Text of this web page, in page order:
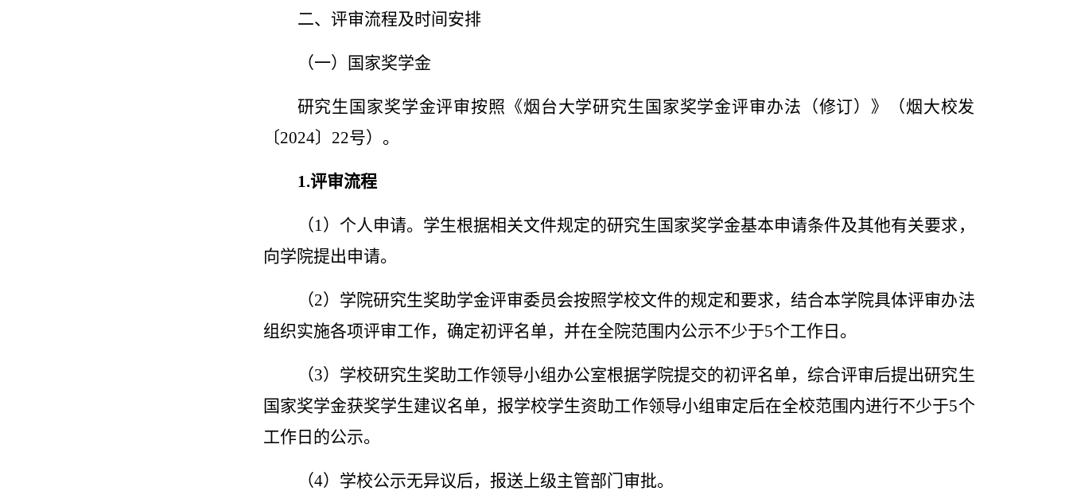
二、评审流程及时间安排
（一）国家奖学金
研究生国家奖学金评审按照《烟台大学研究生国家奖学金评审办法（修订）》（烟大校发
〔2024〕 22号）。
1.评审流程
（1）个人申请。学生根据相关文件规定的研究生国家奖学金基本申请条件及其他有关要求，
向学院提出申请。
（2）学院研究生奖助学金评审委员会按照学校文件的规定和要求，结合本学院具体评审办法
组织实施各项评审工作，确定初评名单，并在全院范围内公示不少于5个工作日。
（3）学校研究生奖助工作领导小组办公室根据学院提交的初评名单，综合评审后提出研究生
国家奖学金获奖学生建议名单，报学校学生资助工作领导小组审定后在全校范围内进行不少于5个
工作日的公示。
（4）学校公示无异议后，报送上级主管部门审批。